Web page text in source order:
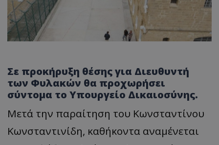
Σε προκήρυξη θέσης για Διευθυντή
των Φυλακών θα προχωρήσει
σύντομα το Υπουργείο Δικαιοσύνης.
Μετά την παραίτηση του Κωνσταντίνου
Κωνσταντινίδη, καθήκοντα αναμένεται